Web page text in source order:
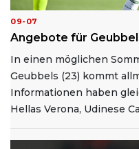
09-07
Angebote für
In einen möglichen
Geubbels (23) kommt
Informationen haben
Hellas Verona, Udinese